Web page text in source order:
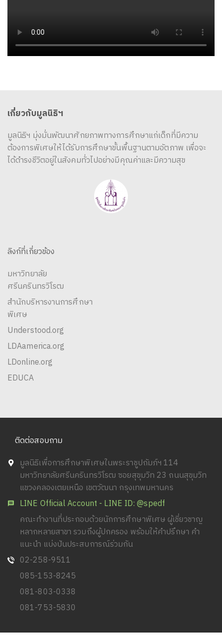
เกี่ยวกับมูลนิธิฯ
มูลนิธิฯ มุ่งมั่นพัฒนาศักยภาพทางการศึกษาแก่เด็กที่มีความ
ต้องการพิเศษให้ได้รับการศึกษาขั้นพื้นฐานตามอัตภาพ เพื่อจะ
ได้ดำรงชีวิตอยู่ในสังคมทั่วไปอย่างมีคุณค่าและมีความสุข
ลิงก์ที่เกี่ยวข้อง
มหาวิทยาลัย
ศรีนครินทรวิโรฒ
สำนักบริหารงานการศึกษา
พิเศษ
Understood.org
LDAamerica.org
LDonline.org
EDUCA
ติดต่อสอบถาม
มูลนิธิเพื่อการศึกษาพิเศษในพระราชูปถัมภ์ฯ 114
มหาวิทยาลัยศรีนครินทรวิโรฒ ซอยสุขุมวิท 23 ถนนสุขุมวิท
แขวงคลองเตยเหนือ เขตวัฒนา กรุงเทพมหานคร
LINE Official Account - LINE ID: @spedf
คณะทำงานที่ประกอบด้วยนักการศึกษาพิเศษ ผู้เชี่ยวชาญ
หลากหลายสาขา รวมถึงผู้ปกครอง พร้อมให้คำปรึกษา คำ
แนะนำ แบ่งปันประสบการณ์ร่วมกัน
02-258-9511
085-153-8245
081-803-0338
081-753-5830